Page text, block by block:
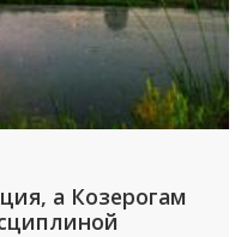
а Козерогам